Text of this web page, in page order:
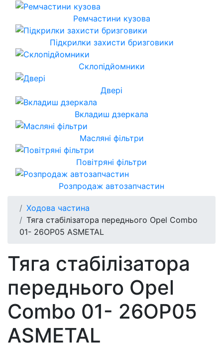
Ремчастини кузова
Підкрилки захисти бризговики
Склопідйомники
Двері
Вкладиш дзеркала
Масляні фільтри
Повітряні фільтри
Розпродаж автозапчастин
Ходова частина
Тяга стабілізатора переднього Opel Combo
01- 26OP05 ASMETAL
Тяга стабілізатора
переднього Opel
Combo 01- 26OP05
ASMETAL